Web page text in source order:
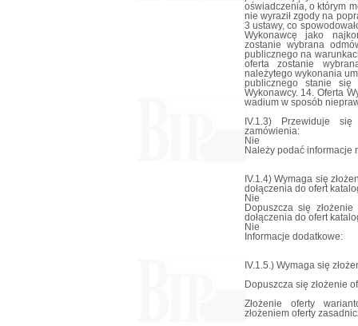
oświadczenia, o którym
nie wyraził zgody na
3 ustawy, co
Wykonawcę jako
zostanie wybrana
publicznego na
oferta zostanie
należytego wykonania
publicznego stanie
Wykonawcy. 14. Oferta
wadium w sposób
IV.1.3) Przewiduje
zamówienia:
Nie
Należy podać informacje
IV.1.4) Wymaga się
dołączenia do ofert
Nie
Dopuszcza się
dołączenia do ofert
Nie
Informacje dodatkowe:
IV.1.5.) Wymaga się
Dopuszcza się złożenie
Złożenie oferty
złożeniem oferty